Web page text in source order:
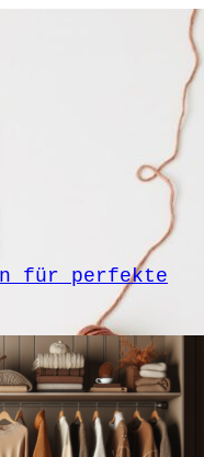
für perfekte